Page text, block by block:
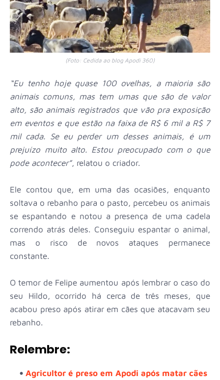
(Foto: Cedida ao blog Apodi 360)
“Eu tenho hoje quase 100 ovelhas, a maioria são
animais comuns, mas tem umas que são de valor
alto, são animais registrados que vão pra exposição
em eventos e que estão na faixa de R$ 6 mil a R$ 7
mil cada. Se eu perder um desses animais, é um
prejuízo muito alto. Estou preocupado com o que
pode acontecer”, relatou o criador.
Ele contou que, em uma das ocasiões, enquanto
soltava o rebanho para o pasto, percebeu os animais
se espantando e notou a presença de uma cadela
correndo atrás deles. Conseguiu espantar o animal,
mas o risco de novos ataques permanece
constante.
O temor de Felipe aumentou após lembrar o caso do
seu Hildo, ocorrido há cerca de três meses, que
acabou preso após atirar em cães que atacavam seu
rebanho.
Relembre:
Agricultor é preso em Apodi após matar cães